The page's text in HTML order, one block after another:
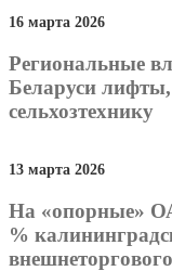
16 марта 2026
Региональные
Беларуси
сельхозтехнику
13 марта 2026
На «опорные»
%